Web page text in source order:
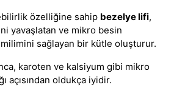
özelliğine sahip bezelye lifi,
yavaşlatan ve mikro besin
sağlayan bir kütle oluşturur.
karoten ve kalsiyum gibi mikro
açısından oldukça iyidir.